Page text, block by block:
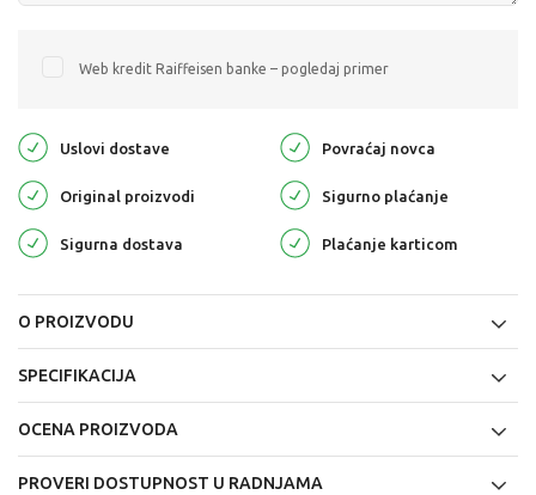
Web kredit Raiffeisen banke – pogledaj primer
Uslovi dostave Povraćaj novca
Original proizvodi Sigurno plaćanje
Sigurna dostava Plaćanje karticom
O PROIZVODU
SPECIFIKACIJA
OCENA PROIZVODA
PROVERI DOSTUPNOST U RADNJAMA